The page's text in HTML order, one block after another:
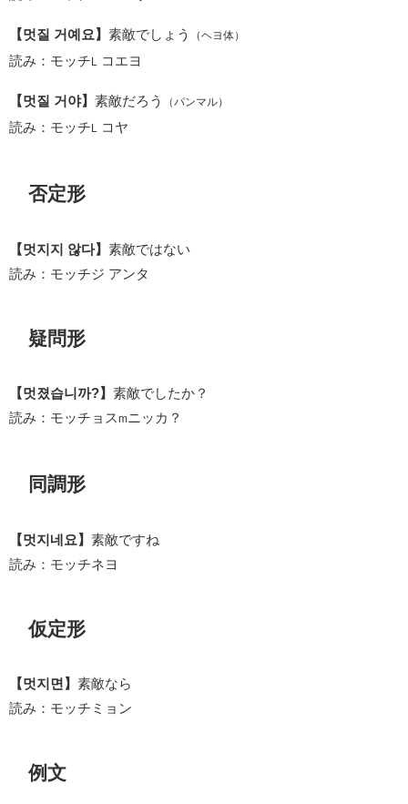
【멋질 거예요】 素敵でしょう （ヘヨ体）
読み：モッチ コエヨ
【멋질 거야】 素敵だろう （パンマル）
読み：モッチ コヤ
否定形
【멋지지 않다】 素敵ではない
読み：モッチジ アンタ
疑問形
【멋졌습니까?】 素敵でしたか？
読み：モッチョスmニッカ？
同調形
【멋지네요】 素敵ですね
読み：モッチネヨ
仮定形
【멋지면】 素敵なら
読み：モッチミョン
例文